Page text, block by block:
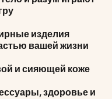
изделия
вашей жизни
и сияющей коже
здоровье и